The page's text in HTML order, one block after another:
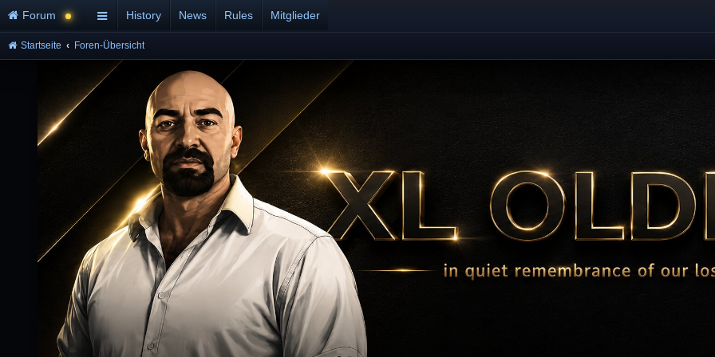
Forum History News Rules Mitglieder
Startseite Foren-Übersicht